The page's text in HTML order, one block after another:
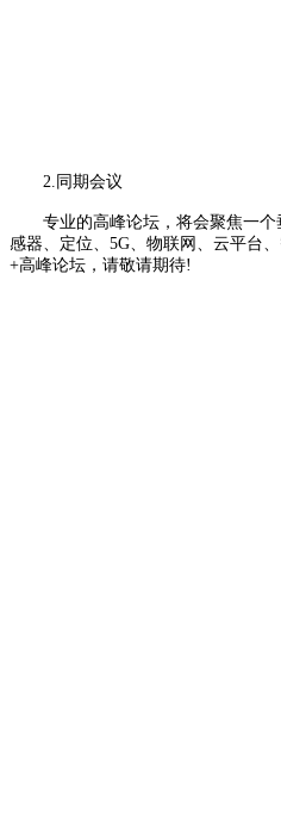
2.同期会议
专业的高峰论坛，将会聚焦一个垂
感器、定位、5G、物联网、云平台
+高峰论坛，请敬请期待!